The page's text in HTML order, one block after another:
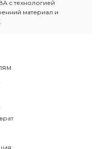
с технологией
материал и